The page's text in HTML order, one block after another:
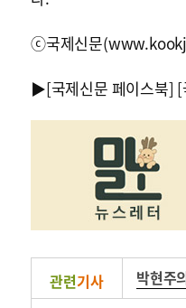
ⓒ국제신문
▶[국제신문 페이스북] [
관련기사 박현주